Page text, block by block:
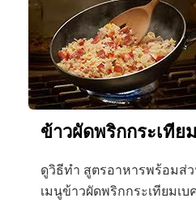
ข้าวผัดพริกกระเทีย
ดูวิธีทำ สูตรอาหารพร้อมส่
เมนูข้าวผัดพริกกระเทียมเบ